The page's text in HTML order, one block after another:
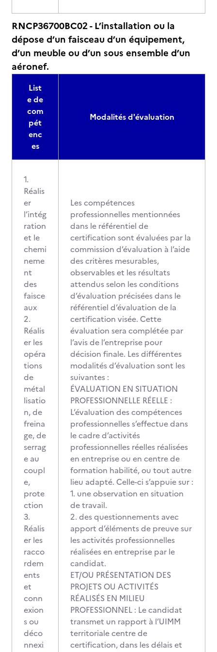
RNCP36700BC02 - L’installation ou la
dépose d’un faisceau d’un équipement,
d’un meuble ou d’un sous ensemble d’un
aéronef.
List
e de
com
pét
enc
es
Modalités d'évaluation
1.
Réalis
er
l’intég
ration
et le
chemi
neme
nt
des
faisce
aux
2.
Réalis
er les
opéra
tions
de
métal
lisatio
n, de
freina
ge, de
serrag
e au
coupl
e,
prote
ction
3.
Réalis
er les
racco
rdem
ents
et
conn
exion
s ou
déco
nnexi
Les compétences
professionnelles mentionnées
dans le référentiel de
certification sont évaluées par la
commission d’évaluation à l’aide
des critères mesurables,
observables et les résultats
attendus selon les conditions
d’évaluation précisées dans le
référentiel d’évaluation de la
certification visée. Cette
évaluation sera complétée par
l’avis de l’entreprise pour
décision finale. Les différentes
modalités d’évaluation sont les
suivantes :
ÉVALUATION EN SITUATION
PROFESSIONNELLE RÉELLE :
L’évaluation des compétences
professionnelles s’effectue dans
le cadre d’activités
professionnelles réelles réalisées
en entreprise ou en centre de
formation habilité, ou tout autre
lieu adapté. Celle-ci s’appuie sur :
1. une observation en situation
de travail.
2. des questionnements avec
apport d’éléments de preuve sur
les activités professionnelles
réalisées en entreprise par le
candidat.
ET/OU PRÉSENTATION DES
PROJETS OU ACTIVITÉS
RÉALISÉS EN MILIEU
PROFESSIONNEL : Le candidat
transmet un rapport à l’UIMM
territoriale centre de
certification, dans les délais et